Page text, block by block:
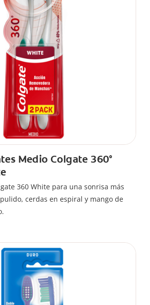
Medio Colgate 360°
360 White para una sonrisa más
cerdas en espiral y mango de